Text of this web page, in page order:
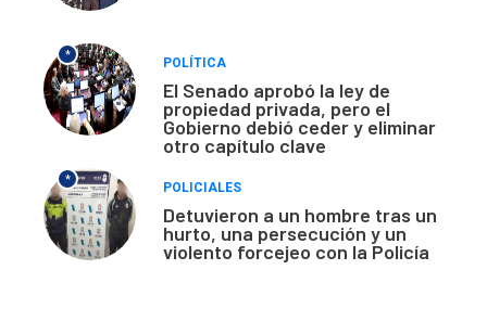
*
POLÍTICA
El Senado aprobó la ley de
propiedad privada, pero el
Gobierno debió ceder y eliminar
otro capítulo clave
*
POLICIALES
Detuvieron a un hombre tras un
hurto, una persecución y un
violento forcejeo con la Policía